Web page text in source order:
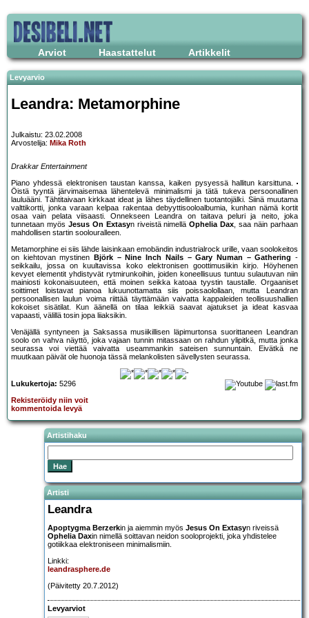
Arviot Haastattelut Artikkelit
Levyarvio
Leandra: Metamorphine
Julkaistu: 23.02.2008
Arvostelija: Mika Roth
Drakkar Entertainment
Piano yhdessä elektronisen taustan kanssa, kaiken pysyessä hallitun karsittuna.
Öistä tyyntä järvimaisemaa lähentelevä minimalismi ja tätä tukeva persoonallinen
lauluääni. Tähtitaivaan kirkkaat ideat ja lähes täydellinen tuotantojälki. Siinä muutama
valttikortti, jonka varaan kelpaa rakentaa debyyttisooloalbumia, kunhan nämä kortit
osaa vain pelata viisaasti. Onnekseen Leandra on taitava peluri ja neito, joka
tunnetaan myös Jesus On Extasyn riveistä nimelläOphelia Dax, saa näin parhaan
mahdollisen startin soolouralleen.
Metamorphine ei siis lähde laisinkaan emobändin industrialrock urille, vaan soolokeitos
on kiehtovan mystinen
Björk – Nine Inch Nails – Gary Numan – Gathering -
seikkailu, jossa on kuultavissa koko elektronisen goottimusiikin kirjo. Höyhenen
kevyet elementit yhdistyvät rytmirunkoihin, joiden koneellisuus tuntuu sulautuvan niin
mainiosti kokonaisuuteen, että moinen seikka katoaa tyystin taustalle. Orgaaniset
soittimet loistavat pianoa lukuunottamatta siis poissaolollaan, mutta Leandran
persoonallisen laulun voima riittää täyttämään vaivatta kappaleiden teollisuushallien
kokoiset sisätilat. Kun äänellä on tilaa leikkiä saavat ajatukset ja ideat kasvaa
vapaasti, välillä tosin jopa liiaksikin.
Venäjällä syntyneen ja Saksassa musiikillisen läpimurtonsa suorittaneen Leandran
soolo on vahva näyttö, joka vajaan tunnin mitassaan on rahdun ylipitkä, mutta jonka
seurassa voi viettää vaivatta useammankin sateisen sunnuntain. Eivätkä ne
muutkaan päivät ole huonoja tässä melankolisten sävellysten seurassa.
Lukukertoja: 5296
Rekisteröidy niin voit
kommentoida levyä
Artistihaku
Artisti
Leandra
Apoptygma Berzerkin ja aiemmin myös Jesus On Extasyn riveissä
Ophelia Daxin nimellä soittavan neidon sooloprojekti, joka yhdistelee
gotiikkaa elektroniseen minimalismiin.
Linkki:
leandrasphere.de
(Päivitetty 20.7.2012)
Levyarviot